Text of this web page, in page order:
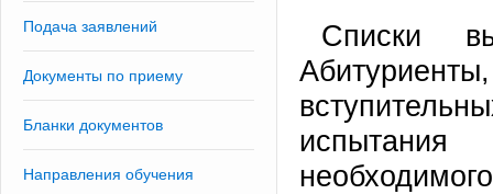
Подача заявлений
Документы по приему
Бланки документов
Направления обучения
Cписки